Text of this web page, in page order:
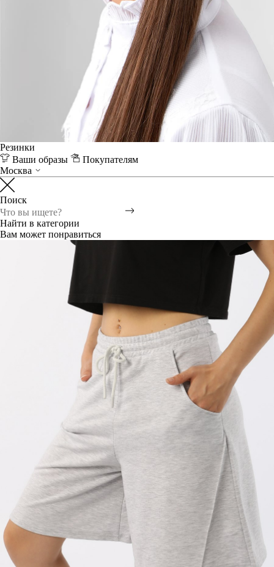
Резинки
Ваши образы
Покупателям
Москва
Поиск
Найти в категории
Вам может понравиться